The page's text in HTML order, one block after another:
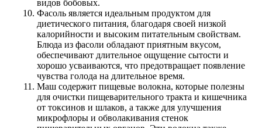
видов бобовых.
Фасоль является идеальным продуктом для
диетического питания, благодаря своей низкой
калорийности и высоким питательным свойствам.
Блюда из фасоли обладают приятным вкусом,
обеспечивают длительное ощущение сытости и
хорошо усваиваются, что предотвращает появление
чувства голода на длительное время.
Маш содержит пищевые волокна, которые полезны
для очистки пищеварительного тракта и кишечника
от токсинов и шлаков, а также для улучшения
микрофлоры и обволакивания стенок